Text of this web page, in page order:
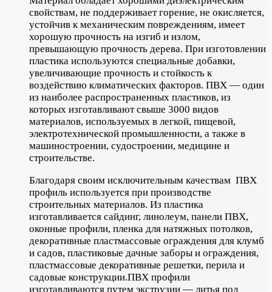
свойствам, не поддерживает горение, не окисляется,
устойчив к механическим повреждениям, имеет
хорошую прочность на изгиб и излом,
превышающую прочность дерева. При изготовлении
пластика используются специальные добавки,
увеличивающие прочность и стойкость к
воздействию климатических факторов. ПВХ — один
из наиболее распространенных пластиков, из
которых изготавливают свыше 3000 видов
материалов, используемых в легкой, пищевой,
электротехнической промышленности, а также в
машиностроении, судостроении, медицине и
строительстве.
Благодаря своим исключительным качествам ПВХ
профиль используется при производстве
строительных материалов. Из пластика
изготавливается сайдинг, линолеум, панели ПВХ,
оконные профили, пленка для натяжных потолков,
декоративные пластмассовые ограждения для клумб
и садов, пластиковые дачные заборы и ограждения,
пластмассовые декоративные решетки, перила и
садовые конструкции.ПВХ профили
изготавливаются путем экструзии — литья под